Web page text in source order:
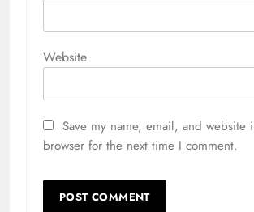
Website
Save my name, email, and website
browser for the next time I comment.